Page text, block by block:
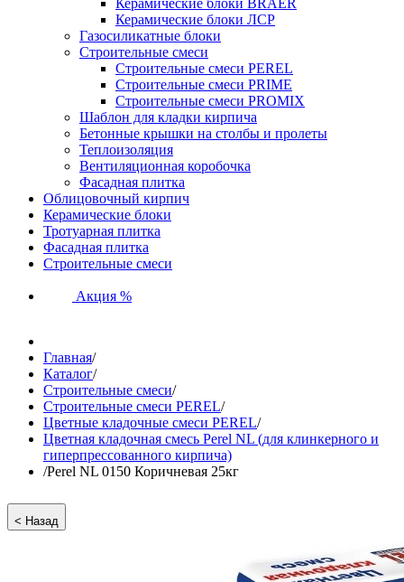
Керамические блоки BRAER
Керамические блоки ЛСР
Газосиликатные блоки
Строительные смеси
Строительные смеси PEREL
Строительные смеси PRIME
Строительные смеси PROMIX
Шаблон для кладки кирпича
Бетонные крышки на столбы и пролеты
Теплоизоляция
Вентиляционная коробочка
Фасадная плитка
Облицовочный кирпич
Керамические блоки
Тротуарная плитка
Фасадная плитка
Строительные смеси
Акция %
Главная/
Каталог/
Строительные смеси/
Строительные смеси PEREL/
Цветные кладочные смеси PEREL/
Цветная кладочная смесь Perel NL (для клинкерного и
гиперпрессованного кирпича)
/Perel NL 0150 Коричневая 25кг